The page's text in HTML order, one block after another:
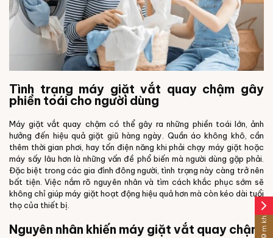
Tình trạng máy giặt vắt quay chậm gây
phiền toái cho người dùng
Máy giặt vắt quay chậm có thể gây ra những phiền toái lớn, ảnh
hưởng đến hiệu quả giặt giũ hàng ngày. Quần áo không khô, cần
thêm thời gian phơi, hay tốn điện năng khi phải chạy máy giặt hoặc
máy sấy lâu hơn là những vấn đề phổ biến mà người dùng gặp phải.
Đặc biệt trong các gia đình đông người, tình trạng này càng trở nên
bất tiện. Việc nắm rõ nguyên nhân và tìm cách khắc phục sớm sẽ
không chỉ giúp máy giặt hoạt động hiệu quả hơn mà còn kéo dài tuổi
thọ của thiết bị.
Nguyên nhân khiến máy giặt vắt quay chậm
arrow_forward_ios